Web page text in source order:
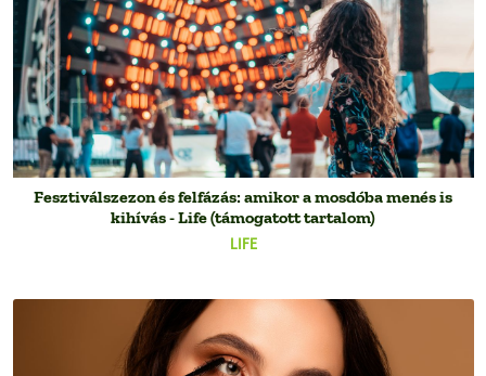
LIFE
Fesztiválszezon és felfázás: amikor a mosdóba menés is
kihívás - Life (támogatott tartalom)